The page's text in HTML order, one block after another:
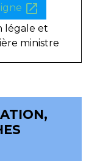
open_in_new
légale et
ministre